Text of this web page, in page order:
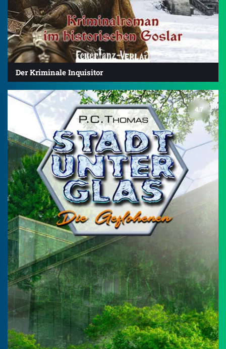
Der Kriminale Inquisitor
4.7